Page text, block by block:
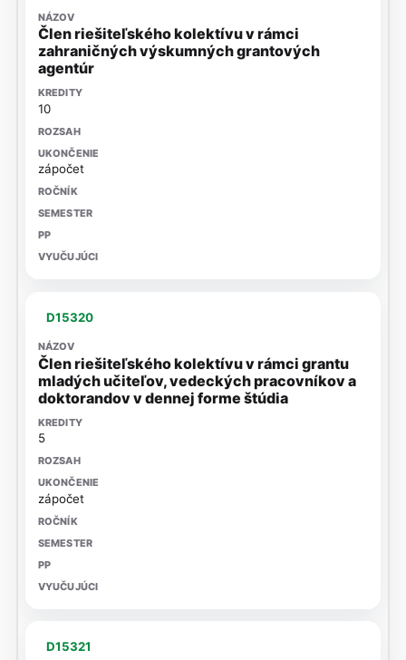
Člen riešiteľského kolektívu v rámci
zahraničných výskumných grantových
agentúr
10
zápočet
D15320
Člen riešiteľského kolektívu v rámci grantu
mladých učiteľov, vedeckých pracovníkov a
doktorandov v dennej forme štúdia
5
zápočet
D15321